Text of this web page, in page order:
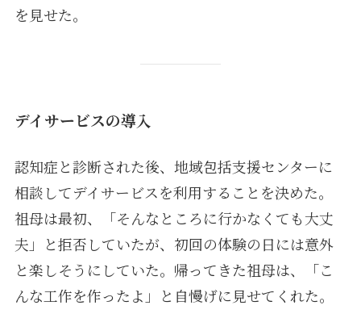
を見せた。
デイサービスの導入
認知症と診断された後、地域包括支援センターに
相談してデイサービスを利用することを決めた。
祖母は最初、「そんなところに行かなくても大丈
夫」と拒否していたが、初回の体験の日には意外
と楽しそうにしていた。帰ってきた祖母は、「こ
んな工作を作ったよ」と自慢げに見せてくれた。